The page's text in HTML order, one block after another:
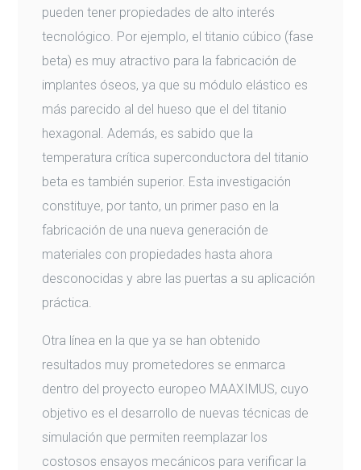
pueden tener propiedades de alto interés
tecnológico. Por ejemplo, el titanio cúbico (fase
beta) es muy atractivo para la fabricación de
implantes óseos, ya que su módulo elástico es
más parecido al del hueso que el del titanio
hexagonal. Además, es sabido que la
temperatura crítica superconductora del titanio
beta es también superior. Esta investigación
constituye, por tanto, un primer paso en la
fabricación de una nueva generación de
materiales con propiedades hasta ahora
desconocidas y abre las puertas a su aplicación
práctica.
Otra línea en la que ya se han obtenido
resultados muy prometedores se enmarca
dentro del proyecto europeo MAAXIMUS, cuyo
objetivo es el desarrollo de nuevas técnicas de
simulación que permiten reemplazar los
costosos ensayos mecánicos para verificar la